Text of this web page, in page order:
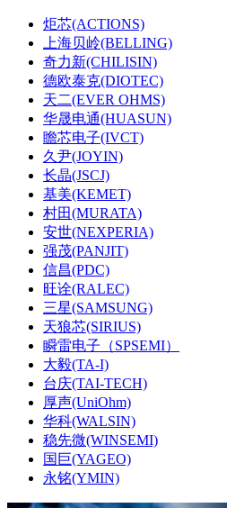
炬芯(ACTIONS)
上海贝岭(BELLING)
奇力新(CHILISIN)
德欧泰克(DIOTEC)
天二(EVER OHMS)
华晟电通(HUASUN)
瞻芯电子(IVCT)
久尹(JOYIN)
长晶(JSCJ)
基美(KEMET)
村田(MURATA)
安世(NEXPERIA)
强茂(PANJIT)
信昌(PDC)
旺诠(RALEC)
三星(SAMSUNG)
天狼芯(SIRIUS)
瞬雷电子（SPSEMI）
大毅(TA-I)
台庆(TAI-TECH)
厚声(UniOhm)
华科(WALSIN)
稳先微(WINSEMI)
国巨(YAGEO)
永铭(YMIN)